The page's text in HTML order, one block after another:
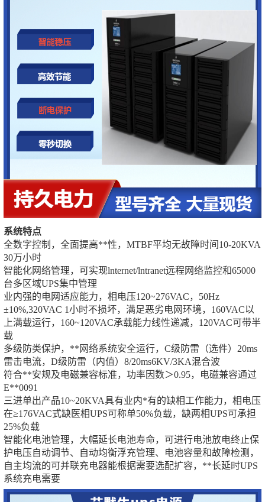
系统特点
全数字控制，全面提高**性，MTBF平均无故障时间10-20KVA
30万小时
智能化网络管理，可实现lnternet/lntranet远程网络监控和65000
台多区域UPS集中管理
业内强的电网适应能力，相电压120~276VAC，50Hz
±10%,320VAC 1小时不损坏，满足恶劣电网环境，160VAC以
上满载运行，160~120VAC承载能力线性递减，120VAC可带半
载
多级防类保护，**网络系统安全运行，C级防雷（选件）20ms
雷击电流，D级防雷（内值）8/20ms6KV/3KA混合波
符合**安规及电磁兼容标准，功率因数＞0.95，电磁兼容通过
E**0091
三进单出产品10~20KVA具有业内*有的缺相工作能力，相电压
在≥176VAC式缺医相UPS可称单50%负载，缺两相UPS可承担
25%负载
智能化电池管理，大幅延长电池寿命，可进行电池放电终止保
护电压自动调节、自动均衡浮充管理、电池容量和故障检测，
自主均流的可并联充电器能根据需要选配扩容，**长延时UPS
系统充电需要